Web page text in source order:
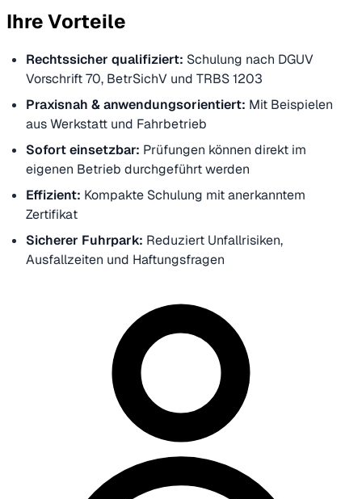
Ihre Vorteile
Rechtssicher qualifiziert: Schulung nach DGUV
Vorschrift 70, BetrSichV und TRBS 1203
Praxisnah & anwendungsorientiert: Mit Beispielen
aus Werkstatt und Fahrbetrieb
Sofort einsetzbar: Prüfungen können direkt im
eigenen Betrieb durchgeführt werden
Effizient: Kompakte Schulung mit anerkanntem
Zertifikat
Sicherer Fuhrpark: Reduziert Unfallrisiken,
Ausfallzeiten und Haftungsfragen